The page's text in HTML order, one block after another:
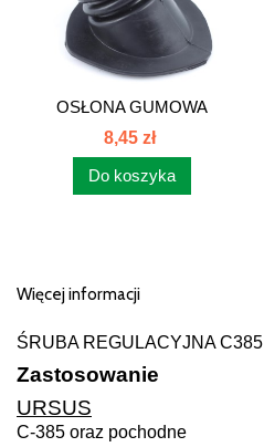
OSŁONA GUMOWA
DŹWIGNI...
8,45 zł
Do koszyka
Więcej informacji
ŚRUBA REGULACYJNA C385
Zastosowanie
URSUS
C-385 oraz pochodne